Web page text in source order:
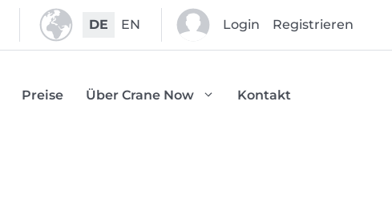
DE EN Login Registrieren
Preise Über Crane Now Kontakt